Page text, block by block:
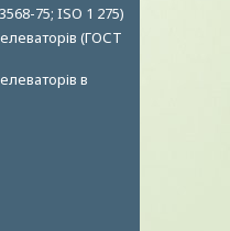
75; ISO 1 275)
(ГОСТ
в